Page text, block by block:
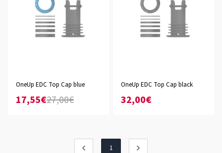
OneUp EDC Top Cap blue
17,55€27,00€
OneUp EDC Top Cap black
32,00€
1